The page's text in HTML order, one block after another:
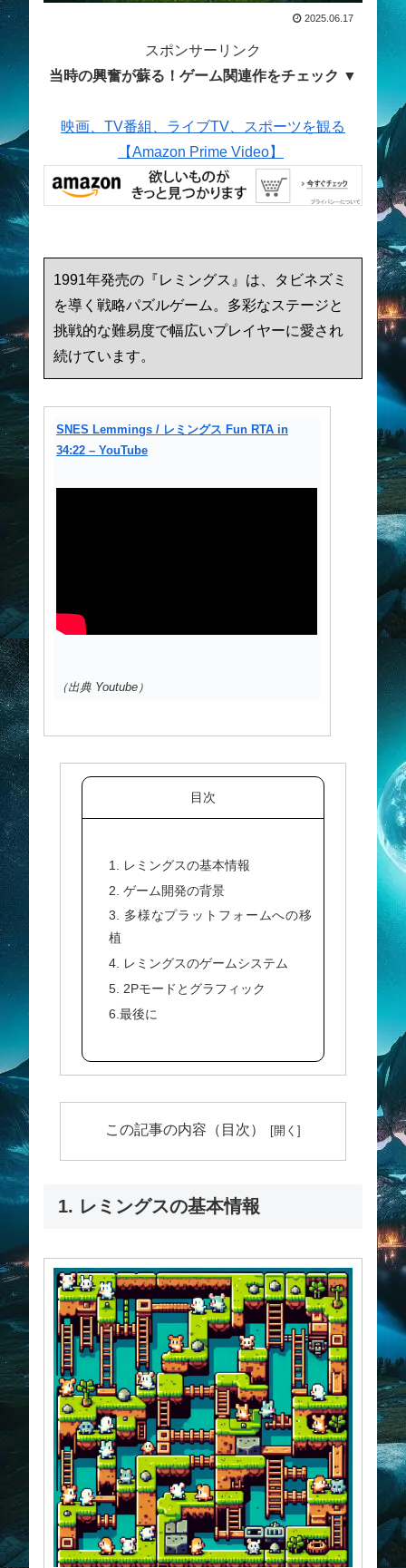
2025.06.17
スポンサーリンク
当時の興奮が蘇る！ゲーム関連作をチェック ▼
映画、TV番組、ライブTV、スポーツを観る
【Amazon Prime Video】
1991年発売の『レミングス』は、タビネズミ
を導く戦略パズルゲーム。多彩なステージと
挑戦的な難易度で幅広いプレイヤーに愛され
続けています。
SNES Lemmings / レミングス Fun RTA in
34:22 – YouTube
（出典 Youtube）
目次
1. レミングスの基本情報
2. ゲーム開発の背景
3. 多様なプラットフォームへの移
植
4. レミングスのゲームシステム
5. 2Pモードとグラフィック
6.最後に
この記事の内容（目次）
1. レミングスの基本情報